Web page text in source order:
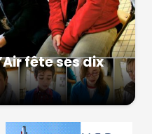
fête ses dix